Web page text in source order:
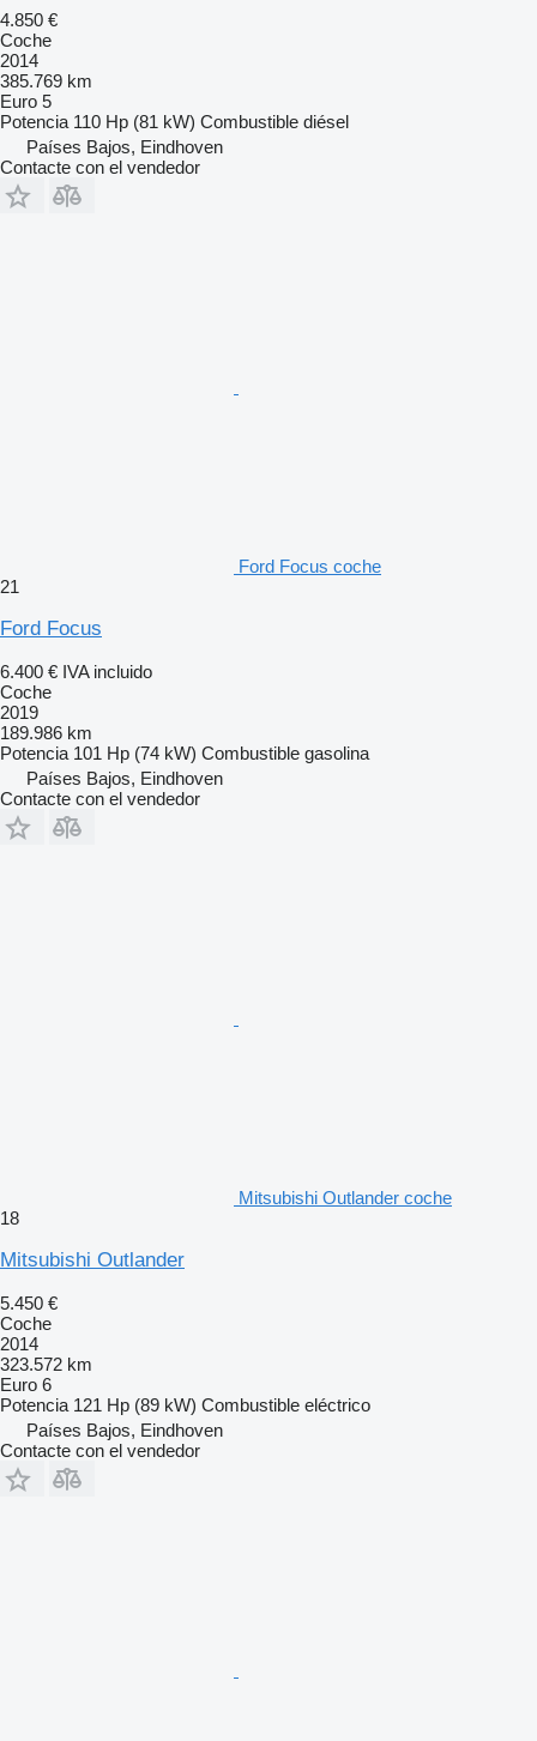
4.850 €
Coche
2014
385.769 km
Euro 5
Potencia 110 Hp (81 kW) Combustible diésel
Países Bajos, Eindhoven
Contacte con el vendedor
Ford Focus coche
21
Ford Focus
6.400 € IVA incluido
Coche
2019
189.986 km
Potencia 101 Hp (74 kW) Combustible gasolina
Países Bajos, Eindhoven
Contacte con el vendedor
Mitsubishi Outlander coche
18
Mitsubishi Outlander
5.450 €
Coche
2014
323.572 km
Euro 6
Potencia 121 Hp (89 kW) Combustible eléctrico
Países Bajos, Eindhoven
Contacte con el vendedor